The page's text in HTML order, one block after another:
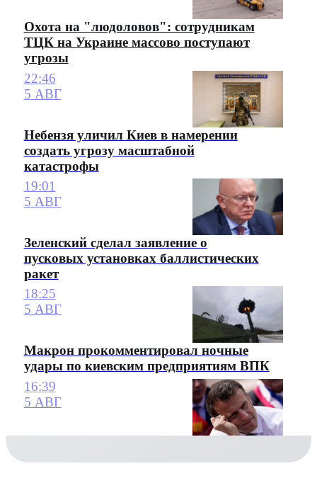
Охота на "людоловов": сотрудникам
ТЦК на Украине массово поступают
угрозы
22:46
5 АВГ
Небензя уличил Киев в намерении
создать угрозу масштабной
катастрофы
19:01
5 АВГ
Зеленский сделал заявление о
пусковых установках баллистических
ракет
18:25
5 АВГ
Макрон прокомментировал ночные
удары по киевским предприятиям ВПК
16:39
5 АВГ